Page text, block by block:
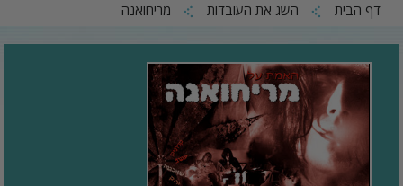
דף הבית השג את העובדות מריחואנה